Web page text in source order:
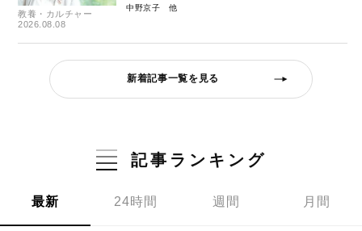
教養・カルチャー
2026.08.08
中野京子
新着記事一覧を見る
記事ランキング
最新 24時間 週間 月間